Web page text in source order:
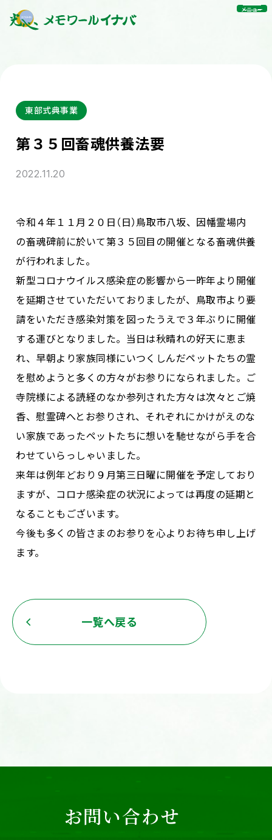
メニュー
東部式典事業
第３５回畜魂供養法要
2022.11.20
令和４年１１月２０日（日）鳥取市八坂、因幡霊場内
の畜魂碑前に於いて第３５回目の開催となる畜魂供養
が行われました。
新型コロナウイルス感染症の影響から一昨年より開催
を延期させていただいておりましたが、鳥取市より要
請をいただき感染対策を図ったうえで３年ぶりに開催
する運びとなりました。当日は秋晴れの好天に恵ま
れ、早朝より家族同様にいつくしんだペットたちの霊
を慰めようと多くの方々がお参りになられました。ご
寺院様による読経のなか参列された方々は次々とご焼
香、慰霊碑へとお参りされ、それぞれにかけがえのな
い家族であったペットたちに想いを馳せながら手を合
わせていらっしゃいました。
来年は例年どおり９月第三日曜に開催を予定しており
ますが、コロナ感染症の状況によっては再度の延期と
なることもございます。
今後も多くの皆さまのお参りを心よりお待ち申し上げ
ます。
一覧へ戻る
お問い合わせ